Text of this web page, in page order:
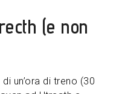
(e non
un’ora di treno (30